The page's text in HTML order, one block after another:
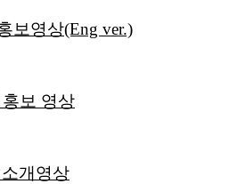
보영상(Eng ver.)
보 영상
개영상